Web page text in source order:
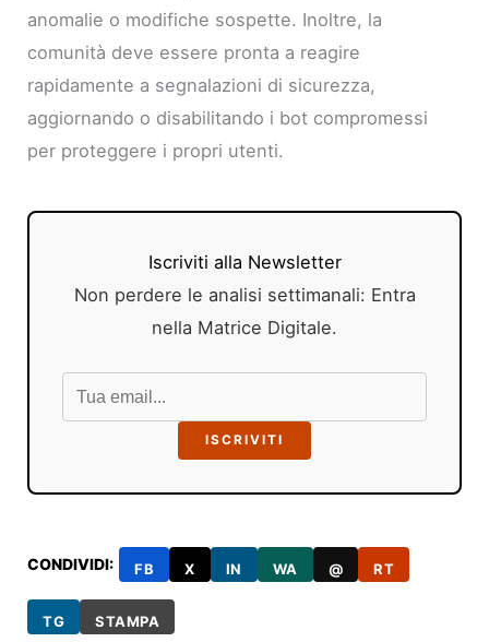
anomalie o modifiche sospette. Inoltre, la
comunità deve essere pronta a reagire
rapidamente a segnalazioni di sicurezza,
aggiornando o disabilitando i bot compromessi
per proteggere i propri utenti.
Iscriviti alla Newsletter
Non perdere le analisi settimanali: Entra
nella Matrice Digitale.
ISCRIVITI
CONDIVIDI: FB X IN WA @ RT
TG STAMPA